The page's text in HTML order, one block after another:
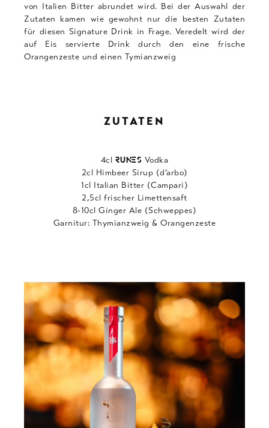
ZERTIFIKATE
von Italien Bitter abrundet wird. Bei der Auswahl der
Zutaten kamen wie gewohnt nur die besten Zutaten
für diesen Signature Drink in Frage. Veredelt wird der
auf Eis servierte Drink durch den eine frische
Orangenzeste und einen Tymianzweig
ZUTATEN
4cl RUNES Vodka
2cl Himbeer Sirup (d’arbo)
1cl Italian Bitter (Campari)
2,5cl frischer Limettensaft
8-10cl Ginger Ale (Schweppes)
Garnitur: Thymianzweig & Orangenzeste